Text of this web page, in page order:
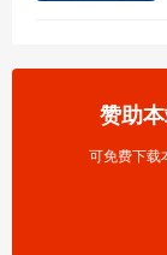
赞助
可免费下载